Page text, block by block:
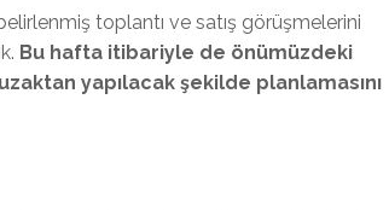
toplantı ve satış görüşmelerini
Bu hafta itibariyle de önümüzdeki
yapılacak şekilde planlamasını